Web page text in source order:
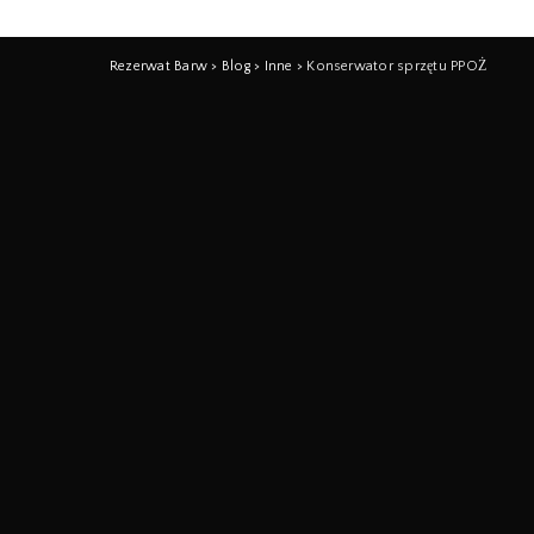
Rezerwat Barw > Blog> Inne > Konserwator sprzętu PPOŻ